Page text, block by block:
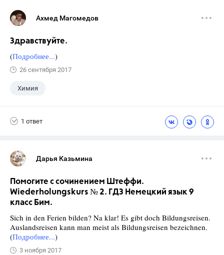
Ахмед Магомедов
Здравствуйте.
(Подробнее...)
26 сентября 2017
Химия
1 ответ
Дарья Казьмина
Помогите с сочинением Штеффи.
Wiederholungskurs № 2. ГДЗ Немецкий язык 9
класс Бим.
Sich in den Ferien bilden? Na klar! Es gibt doch Bildungsreisen.
Auslandsreisen kann man meist als Bildungsreisen bezeichnen.
(Подробнее...)
3 ноября 2017